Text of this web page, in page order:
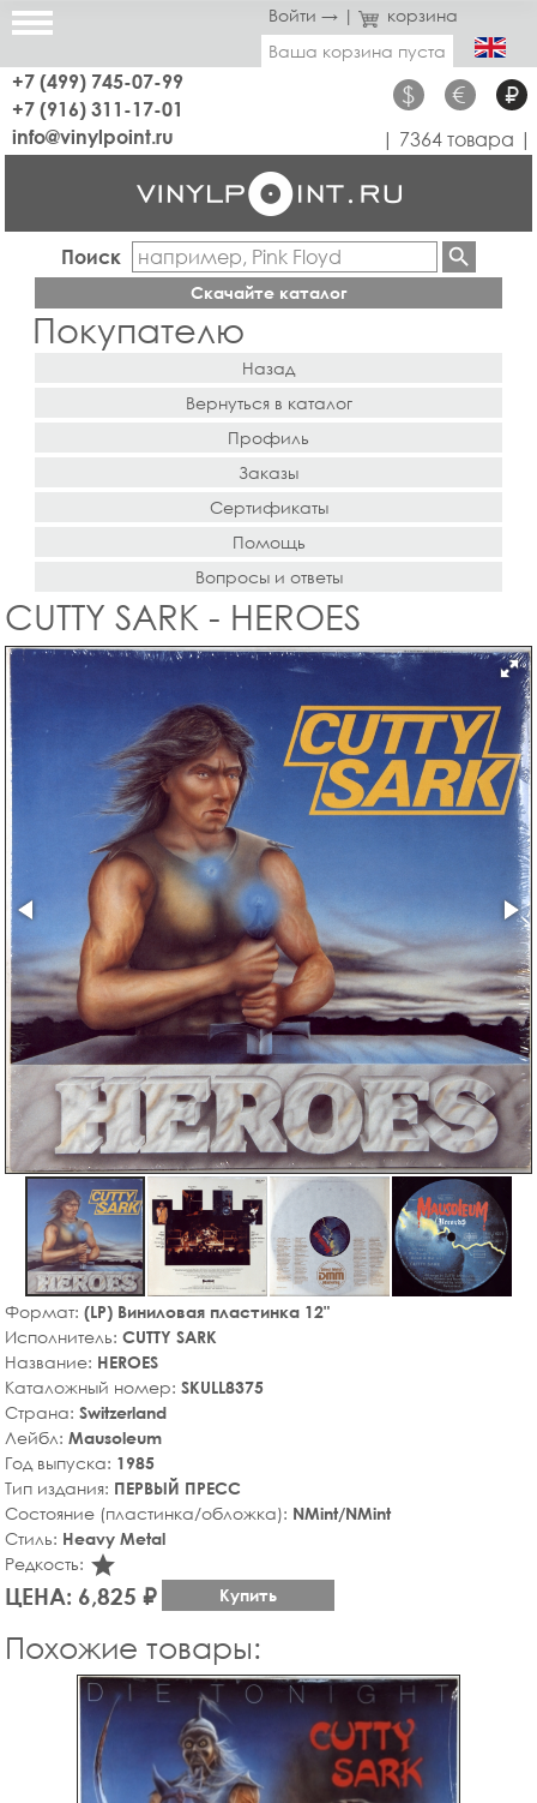
Войти → |
корзина
Ваша корзина пуста
+7 (499) 745-07-99
+7 (916) 311-17-01
$ € ₽
info@vinylpoint.ru | 7364 товара |
Поиск
Скачайте каталог
Покупателю
Назад
Вернуться в каталог
Профиль
Заказы
Сертификаты
Помощь
Вопросы и ответы
CUTTY SARK - HEROES
Формат: (LP) Виниловая пластинка 12"
Исполнитель: CUTTY SARK
Название: HEROES
Каталожный номер: SKULL8375
Страна: Switzerland
Лейбл: Mausoleum
Год выпуска: 1985
Тип издания: ПЕРВЫЙ ПРЕСС
Состояние (пластинка/обложка): NMint/NMint
Стиль: Heavy Metal
Редкость: star_rate
ЦЕНА: 6,825 ₽ Купить
Похожие товары: